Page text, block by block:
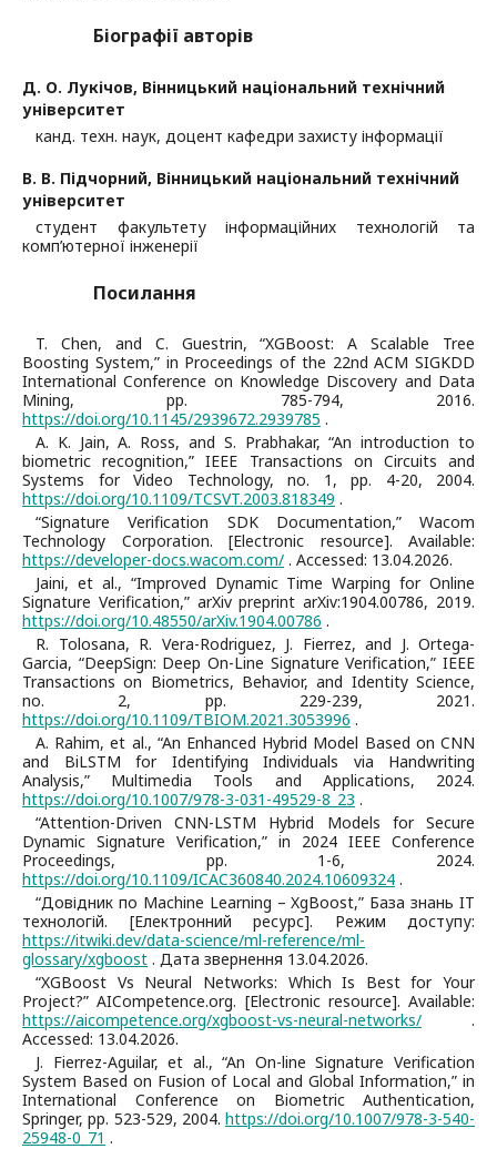
Біографії авторів
Д. О. Лукічов, Вінницький національний технічний
університет
канд. техн. наук, доцент кафедри захисту інформації
В. В. Підчорний, Вінницький національний технічний
університет
студент факультету інформаційних технологій та
комп’ютерної інженерії
Посилання
T. Chen, and C. Guestrin, “XGBoost: A Scalable Tree
Boosting System,” in Proceedings of the 22nd ACM SIGKDD
International Conference on Knowledge Discovery and Data
Mining, pp. 785-794, 2016.
https://doi.org/10.1145/2939672.2939785 .
A. K. Jain, A. Ross, and S. Prabhakar, “An introduction to
biometric recognition,” IEEE Transactions on Circuits and
Systems for Video Technology, no. 1, pp. 4-20, 2004.
https://doi.org/10.1109/TCSVT.2003.818349 .
“Signature Verification SDK Documentation,” Wacom
Technology Corporation. [Electronic resource]. Available:
https://developer-docs.wacom.com/ . Accessed: 13.04.2026.
Jaini, et al., “Improved Dynamic Time Warping for Online
Signature Verification,” arXiv preprint arXiv:1904.00786, 2019.
https://doi.org/10.48550/arXiv.1904.00786 .
R. Tolosana, R. Vera-Rodriguez, J. Fierrez, and J. Ortega-
Garcia, “DeepSign: Deep On-Line Signature Verification,” IEEE
Transactions on Biometrics, Behavior, and Identity Science,
no. 2, pp. 229-239, 2021.
https://doi.org/10.1109/TBIOM.2021.3053996 .
A. Rahim, et al., “An Enhanced Hybrid Model Based on CNN
and BiLSTM for Identifying Individuals via Handwriting
Analysis,” Multimedia Tools and Applications, 2024.
https://doi.org/10.1007/978-3-031-49529-8_23 .
“Attention-Driven CNN-LSTM Hybrid Models for Secure
Dynamic Signature Verification,” in 2024 IEEE Conference
Proceedings, pp. 1-6, 2024.
https://doi.org/10.1109/ICAC360840.2024.10609324 .
“Довідник по Machine Learning – XgBoost,” База знань IT
технологій. [Електронний ресурс]. Режим доступу:
https://itwiki.dev/data-science/ml-reference/ml-
glossary/xgboost . Дата звернення 13.04.2026.
“XGBoost Vs Neural Networks: Which Is Best for Your
Project?” AICompetence.org. [Electronic resource]. Available:
https://aicompetence.org/xgboost-vs-neural-networks/ .
Accessed: 13.04.2026.
J. Fierrez-Aguilar, et al., “An On-line Signature Verification
System Based on Fusion of Local and Global Information,” in
International Conference on Biometric Authentication,
Springer, pp. 523-529, 2004. https://doi.org/10.1007/978-3-540-
25948-0_71 .